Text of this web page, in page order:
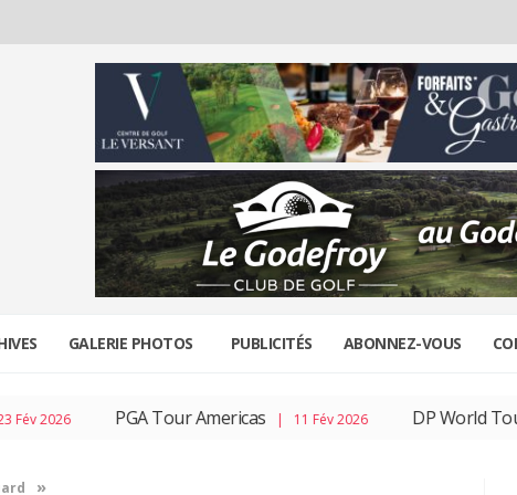
GALERIE PHOTOS PUBLICITÉS ABONNEZ-VOUS
PGA Tour Americas| 11 Fév 2026 DP World Tour| 04
»